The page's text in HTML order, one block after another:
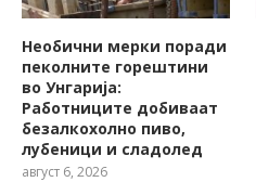
Необични мерки поради
пеколните горештини
во Унгарија:
Работниците добиваат
безалкохолно пиво,
лубеници и сладолед
август 6, 2026